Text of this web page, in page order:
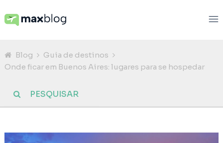
Blog
Guia de destinos
Onde ficar em Buenos Aires: lugares para se hospedar